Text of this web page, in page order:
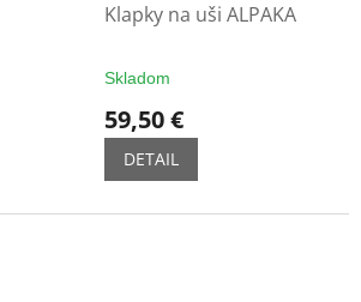
Klapky na uši ALPAKA
Priemerné
produktu
5
Skladom
59,50 €
DETAIL